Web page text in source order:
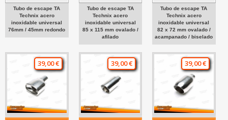
Tubo de escape TA
Technix acero
inoxidable universal
76mm / 45mm redondo
Tubo de escape TA
Technix acero
inoxidable universal
85 x 115 mm ovalado /
afilado
Tubo de escape TA
Technix acero
inoxidable universal
82 x 72 mm ovalado /
acampanado / biselado
39,00 € 39,00 € 39,00 €